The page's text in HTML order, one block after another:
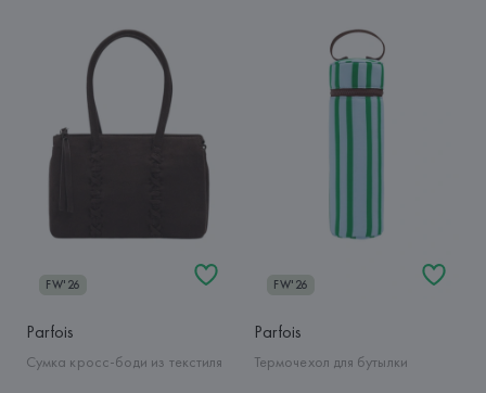
FW'26
Parfois
Сумка кросс-боди из текстиля
FW'26
Parfois
Термочехол для бутылки